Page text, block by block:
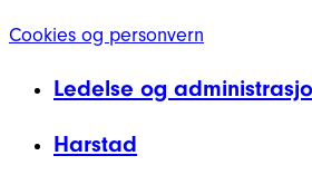
Cookies og personvern
Ledelse og
Harstad